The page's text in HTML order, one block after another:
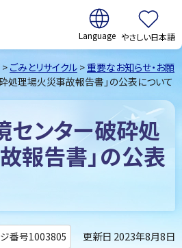
翻訳:
やさしい日本語
> ごみとリサイクル >重要なお知らせ・お願
処理場火災事故報告書」の公表について
センター破砕処
報告書」の公表
番号1003805 更新日 2023年8月8日